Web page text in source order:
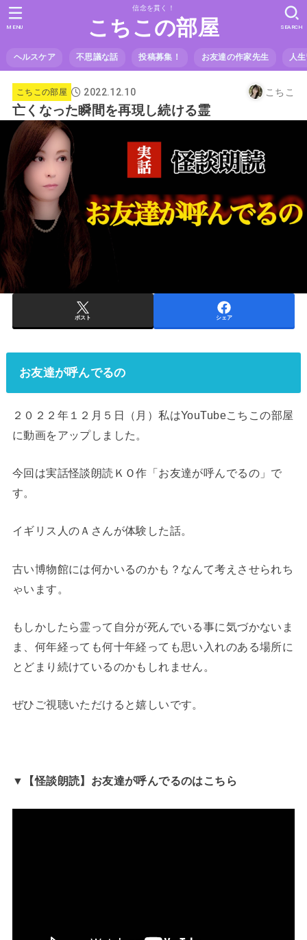
信念を貫く！
こちこの部屋
ヘルスケア 不思議な話 投稿募集！ お友達の作家先生 人
SEARCH
MENU
こちこの部屋 2022.12.10 こちこ
亡くなった瞬間を再現し続ける霊
ポスト シェア
お友達が呼んでるの
２０２２年１２月５日（月）私はYouTubeこちこの部屋
に動画をアップしました。
今回は実話怪談朗読ＫＯ作「お友達が呼んでるの」で
す。
イギリス人のＡさんが体験した話。
古い博物館には何かいるのかも？なんて考えさせられち
ゃいます。
もしかしたら霊って自分が死んでいる事に気づかないま
ま、何年経っても何十年経っても思い入れのある場所に
とどまり続けているのかもしれません。
ぜひご視聴いただけると嬉しいです。
▼【怪談朗読】お友達が呼んでるのはこちら